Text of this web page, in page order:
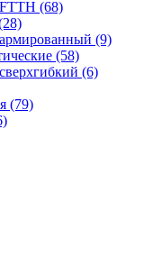
(68)
(9)
(58)
(6)
(79)